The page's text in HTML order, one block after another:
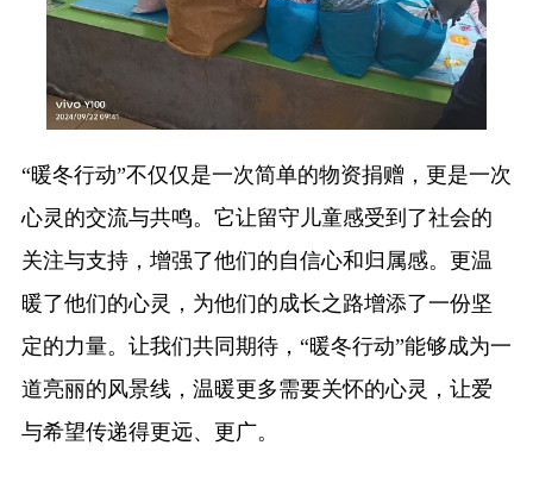
“暖冬行动”不仅仅是一次简单的物资捐赠，更是一次
心灵的交流与共鸣。它让留守儿童感受到了社会的
关注与支持，增强了他们的自信心和归属感。更温
暖了他们的心灵，为他们的成长之路增添了一份坚
定的力量。让我们共同期待，“暖冬行动”能够成为一
道亮丽的风景线，温暖更多需要关怀的心灵，让爱
与希望传递得更远、更广。